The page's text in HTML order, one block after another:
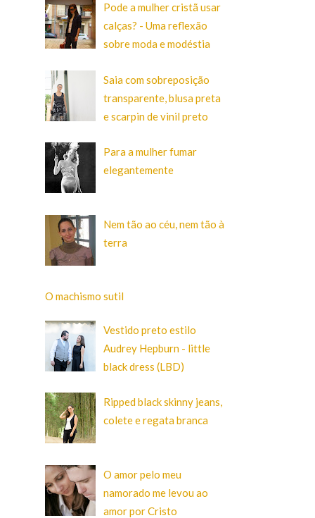
Pode a mulher cristã usar
calças? - Uma reflexão
sobre moda e modéstia
Saia com sobreposição
transparente, blusa preta
e scarpin de vinil preto
Para a mulher fumar
elegantemente
Nem tão ao céu, nem tão à
terra
O machismo sutil
Vestido preto estilo
Audrey Hepburn - little
black dress (LBD)
Ripped black skinny jeans,
colete e regata branca
O amor pelo meu
namorado me levou ao
amor por Cristo